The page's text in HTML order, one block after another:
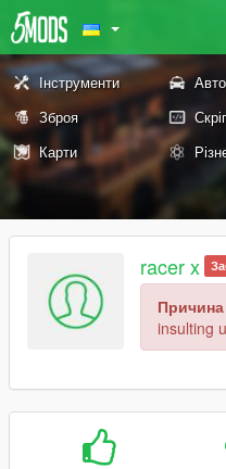
Інструменти
Зброя
Карти
racer x
insulting